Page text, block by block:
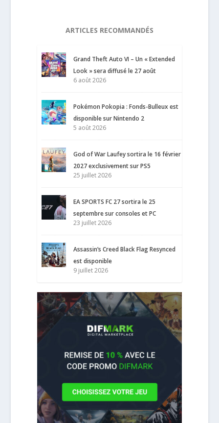
ARTICLES RECOMMANDÉS
Grand Theft Auto VI – Un « Extended
Look » sera diffusé le 27 août
6 août 2026
Pokémon Pokopia : Fonds-Bulleux est
disponible sur Nintendo 2
5 août 2026
God of War Laufey sortira le 16 février
2027 exclusivement sur PS5
25 juillet 2026
EA SPORTS FC 27 sortira le 25
septembre sur consoles et PC
23 juillet 2026
Assassin’s Creed Black Flag Resynced
est disponible
9 juillet 2026